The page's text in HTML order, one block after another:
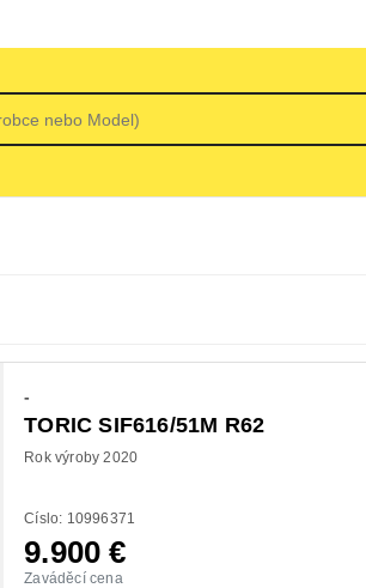
-
TORIC SIF616/51M R62
Rok výroby 2020
Císlo: 10996371
9.900€
Zaváděcí cena